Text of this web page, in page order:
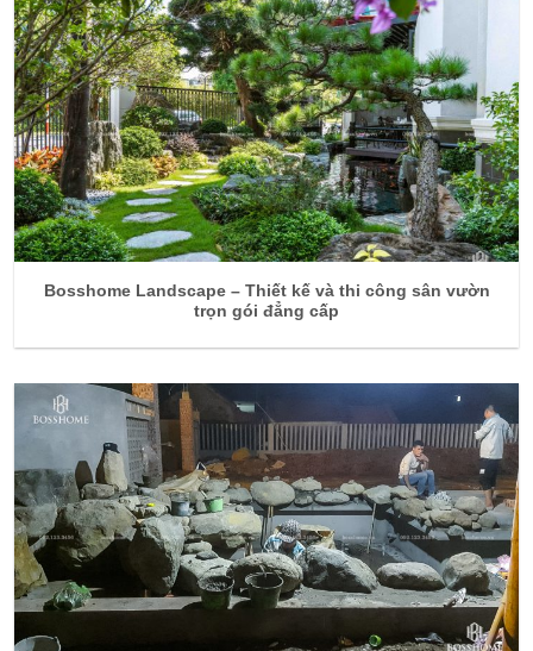
Bosshome Landscape – Thiết kế và thi công sân vườn
trọn gói đẳng cấp